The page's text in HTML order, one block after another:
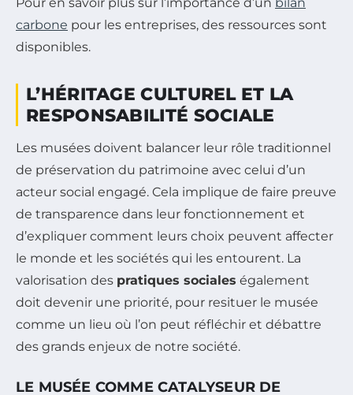
carbone pour les entreprises, des ressources sont
disponibles.
L’HÉRITAGE CULTUREL ET LA
RESPONSABILITÉ SOCIALE
Les musées doivent balancer leur rôle traditionnel
de préservation du patrimoine avec celui d’un
acteur social engagé. Cela implique de faire preuve
de transparence dans leur fonctionnement et
d’expliquer comment leurs choix peuvent affecter
le monde et les sociétés qui les entourent. La
valorisation des pratiques sociales également
doit devenir une priorité, pour resituer le musée
comme un lieu où l’on peut réfléchir et débattre
des grands enjeux de notre société.
LE MUSÉE COMME CATALYSEUR DE